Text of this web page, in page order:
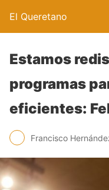
El Queretano
Estamos
programas
eficientes:
Francisco